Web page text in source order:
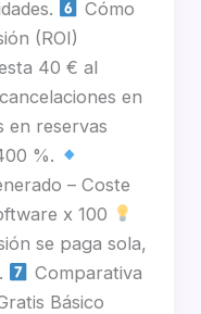
Cómo
(ROI)
40 € al
en
en reservas
%.
– Coste
x 100
se paga sola,
Comparativa
Básico